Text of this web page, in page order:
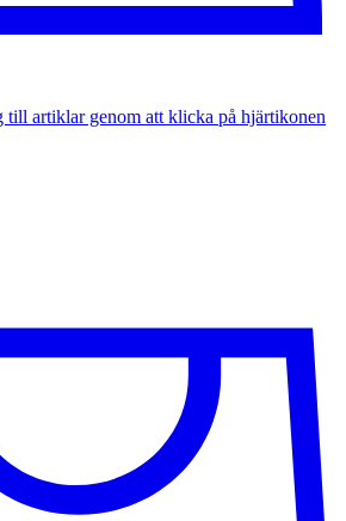
till artiklar genom att klicka på hjärtikonen